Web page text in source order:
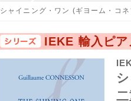
シャイニング・ワン (ギヨーム・コ
IEKE 輸入ピ